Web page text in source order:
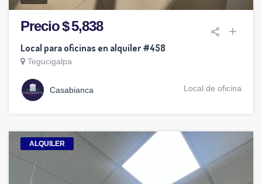
Precio $ 5,838
Local para oficinas en alquiler #458
Tegucigalpa
Casabianca Local de oficina
ALQUILER